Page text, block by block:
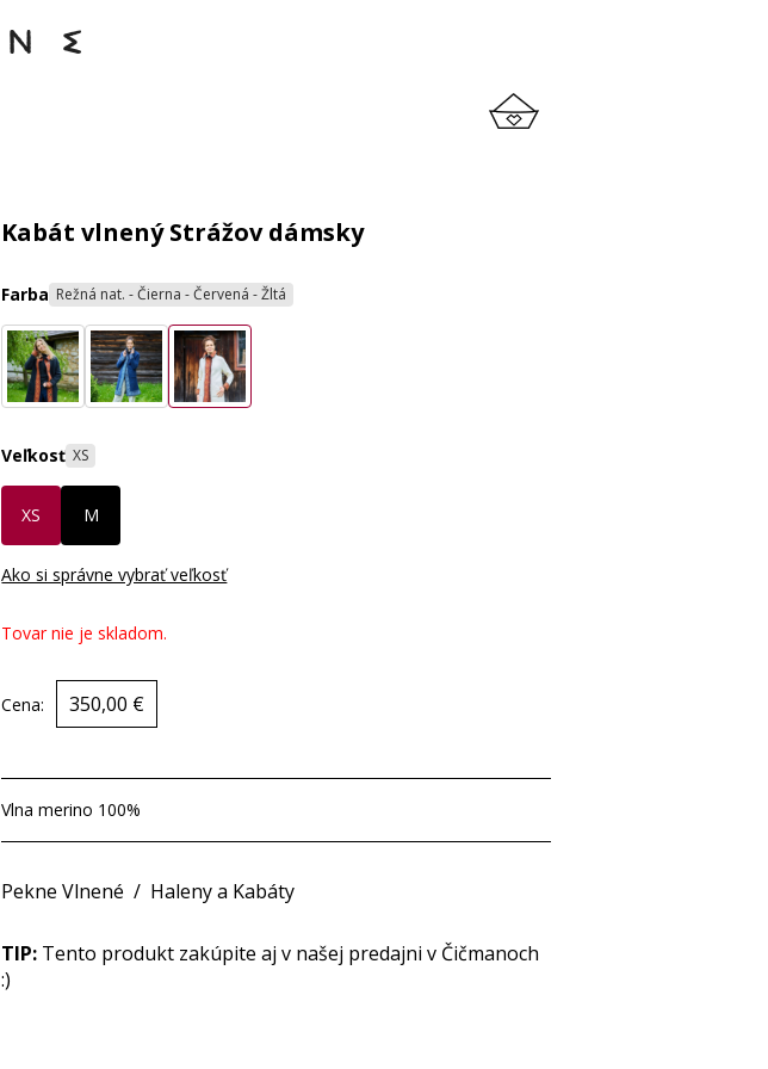
Kabát vlnený Strážov dámsky
Farba Režná nat. - Čierna - Červená - Žltá
Veľkosť XS
XS M
Ako si správne vybrať veľkosť
Tovar nie je skladom.
Cena: 350,00 €
Vlna merino 100%
Pekne Vlnené / Haleny a Kabáty
TIP: Tento produkt zakúpite aj v našej predajni v Čičmanoch
:)